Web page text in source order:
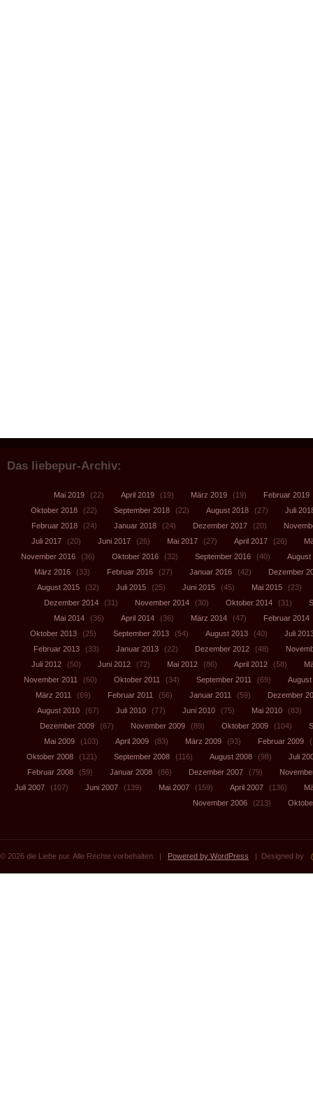
Das liebepur-Archiv:
Mai 2019 (22) April 2019 (19) März 2019 (19) Februar 2019
Oktober 2018
(22) September 2018 (22) August 2018 (27)
Juli
Februar 2018
(24) Januar 2018 (24) Dezember 2017 (20)
Juli 2017
(20) Juni 2017 (26) Mai 2017 (27) April 2017 (26)
November 2016
(36) Oktober 2016 (32) September 2016 (40)
August
März 2016
(33) Februar 2016 (27) Januar 2016 (42)
Dezember
August 2015
(32) Juli 2015 (25) Juni 2015 (45) Mai 2015
(23)
Dezember 2014
(31) November 2014 (30) Oktober 2014 (31)
Mai 2014
(36) April 2014 (36) März 2014 (47) Februar 2014
Oktober 2013
(25) September 2013 (54) August 2013 (40)
Juli
Februar 2013
(33) Januar 2013 (22) Dezember 2012 (48)
Juli 2012
(50) Juni 2012 (72) Mai 2012 (86) April 2012 (58)
November 2011
(60) Oktober 2011 (34) September 2011 (69)
August
März 2011
(69) Februar 2011 (56) Januar 2011 (59)
Dezember
August 2010
(67) Juli 2010 (77) Juni 2010 (75) Mai 2010
(83)
Dezember 2009
(67) November 2009 (89) Oktober 2009 (104)
Mai 2009
(103) April 2009 (83) März 2009 (93) Februar 2009
Oktober 2008
(121) September 2008 (116) August 2008 (98)
Juli
Februar 2008
(59) Januar 2008 (86) Dezember 2007 (79)
Juli 2007
(107) Juni 2007 (139) Mai 2007 (159) April 2007 (136)
November 2006
(213)
© 2026 die Liebe pur. Alle Rechte vorbehalten. | Powered by WordPress | Designed by